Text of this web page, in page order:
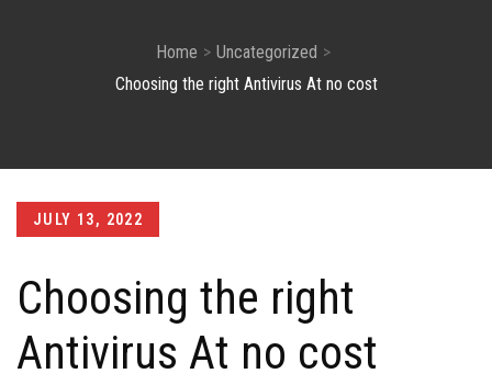
Home
Uncategorized
Choosing the right Antivirus At no cost
Posted
JULY 13, 2022
Choosing the right
Antivirus At no cost